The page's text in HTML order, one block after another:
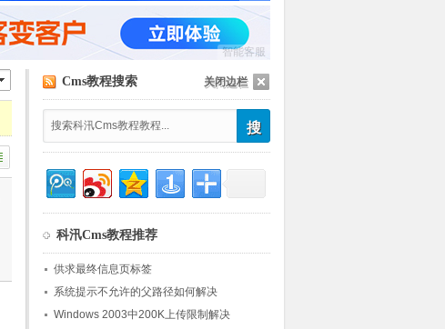
智能客服
关闭边栏
Cms教程搜索
科汛Cms教程推荐
供求最终信息页标签
系统提示不允许的父路径如何解决
Windows 2003中200K上传限制解决